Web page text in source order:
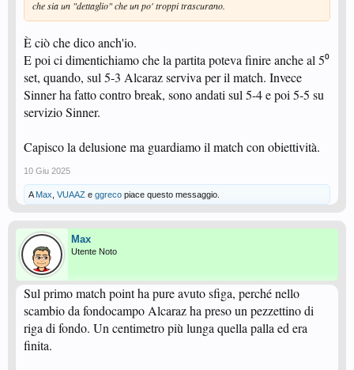
che sia un "dettaglio" che un po' troppi trascurano.
È ciò che dico anch'io.
E poi ci dimentichiamo che la partita poteva finire anche al 5⁰
set, quando, sul 5-3 Alcaraz serviva per il match. Invece
Sinner ha fatto contro break, sono andati sul 5-4 e poi 5-5 su
servizio Sinner.
Capisco la delusione ma guardiamo il match con obiettività.
10 Giu 2025
A Max VUAAZ e ggreco piace questo messaggio.
Max
Utente Noto
Sul primo match point ha pure avuto sfiga, perché nello
scambio da fondocampo Alcaraz ha preso un pezzettino di
riga di fondo. Un centimetro più lunga quella palla ed era
finita.